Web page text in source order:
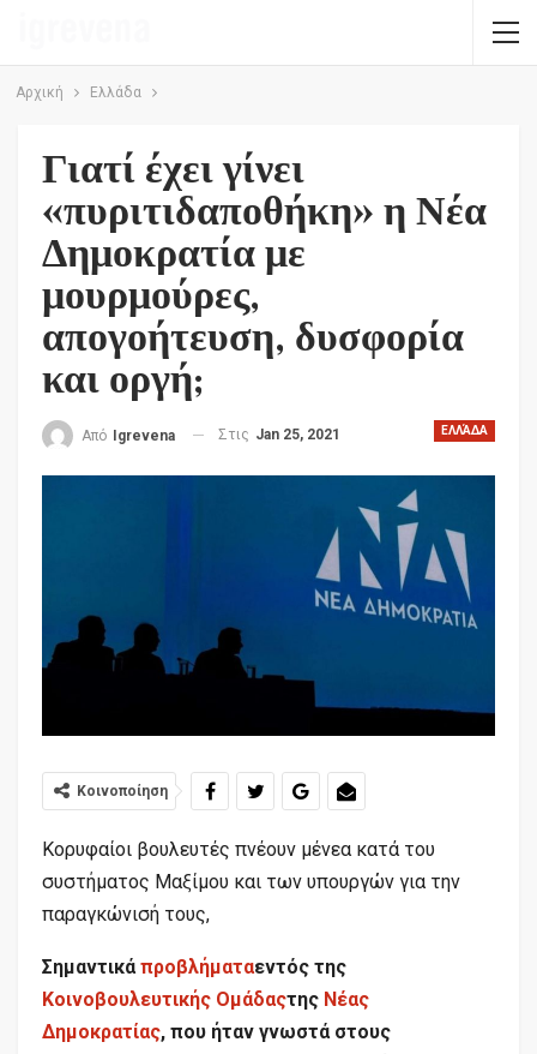
Αρχική Ελλάδα
Γιατί έχει γίνει
«πυριτιδαποθήκη» η Νέα
Δημοκρατία με
μουρμούρες,
απογοήτευση, δυσφορία
και οργή;
ΕΛΛΆΔΑ
Από Igrevena Στις Jan 25, 2021
Κοινοποίηση
Κορυφαίοι βουλευτές πνέουν μένεα κατά του
συστήματος Μαξίμου και των υπουργών για την
παραγκώνισή τους,
Σημαντικά προβλήματαεντός της
Κοινοβουλευτικής Ομάδαςτης Νέας
Δημοκρατίας, που ήταν γνωστά στους